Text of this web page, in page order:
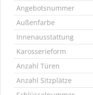
Angebotsnummer
Außenfarbe
Innenausstattung
Karosserieform
Anzahl Türen
Anzahl Sitzplätze